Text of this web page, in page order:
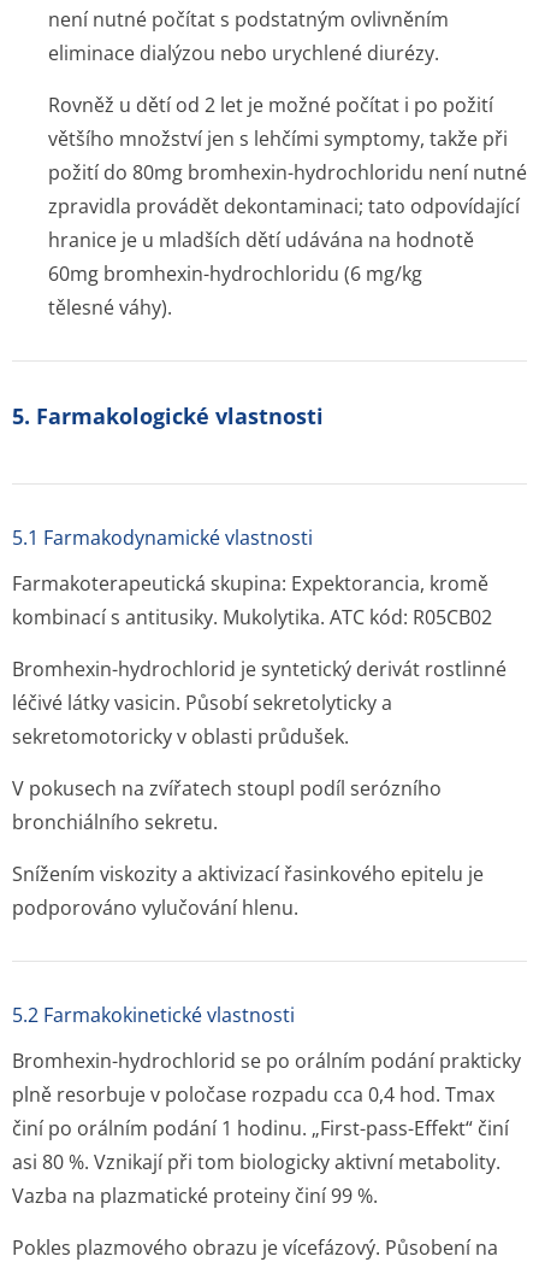
není nutné počítat s podstatným ovlivněním
eliminace dialýzou nebo urychlené diurézy.
Rovněž u dětí od 2 let je možné počítat i po požití
většího množství jen s lehčími symptomy, takže při
požití do 80mg bromhexin-hydrochloridu není nutné
zpravidla provádět dekontaminaci; tato odpovídající
hranice je u mladších dětí udávána na hodnotě
60mg bromhexin-hydrochloridu (6 mg/kg
tělesné váhy).
5. Farmakologické vlastnosti
5.1 Farmakodynamické vlastnosti
Farmakoterapeutická skupina: Expektorancia, kromě
kombinací s antitusiky. Mukolytika. ATC kód: R05CB02
Bromhexin-hydrochlorid je syntetický derivát rostlinné
léčivé látky vasicin. Působí sekretolyticky a
sekretomotoricky v oblasti průdušek.
V pokusech na zvířatech stoupl podíl serózního
bronchiálního sekretu.
Snížením viskozity a aktivizací řasinkového epitelu je
podporováno vylučování hlenu.
5.2 Farmakokinetické vlastnosti
Bromhexin-hydrochlorid se po orálním podání prakticky
plně resorbuje v poločase rozpadu cca 0,4 hod. Tmax
činí po orálním podání 1 hodinu. „First-pass-Effekt“ činí
asi 80 %. Vznikají při tom biologicky aktivní metabolity.
Vazba na plazmatické proteiny činí 99 %.
Pokles plazmového obrazu je vícefázový. Působení na